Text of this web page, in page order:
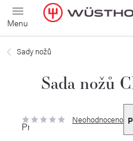
Přejít
na
obsah
Sady nožů
Sada nožů
Průměrné
hodnocení
Neohodnoceno